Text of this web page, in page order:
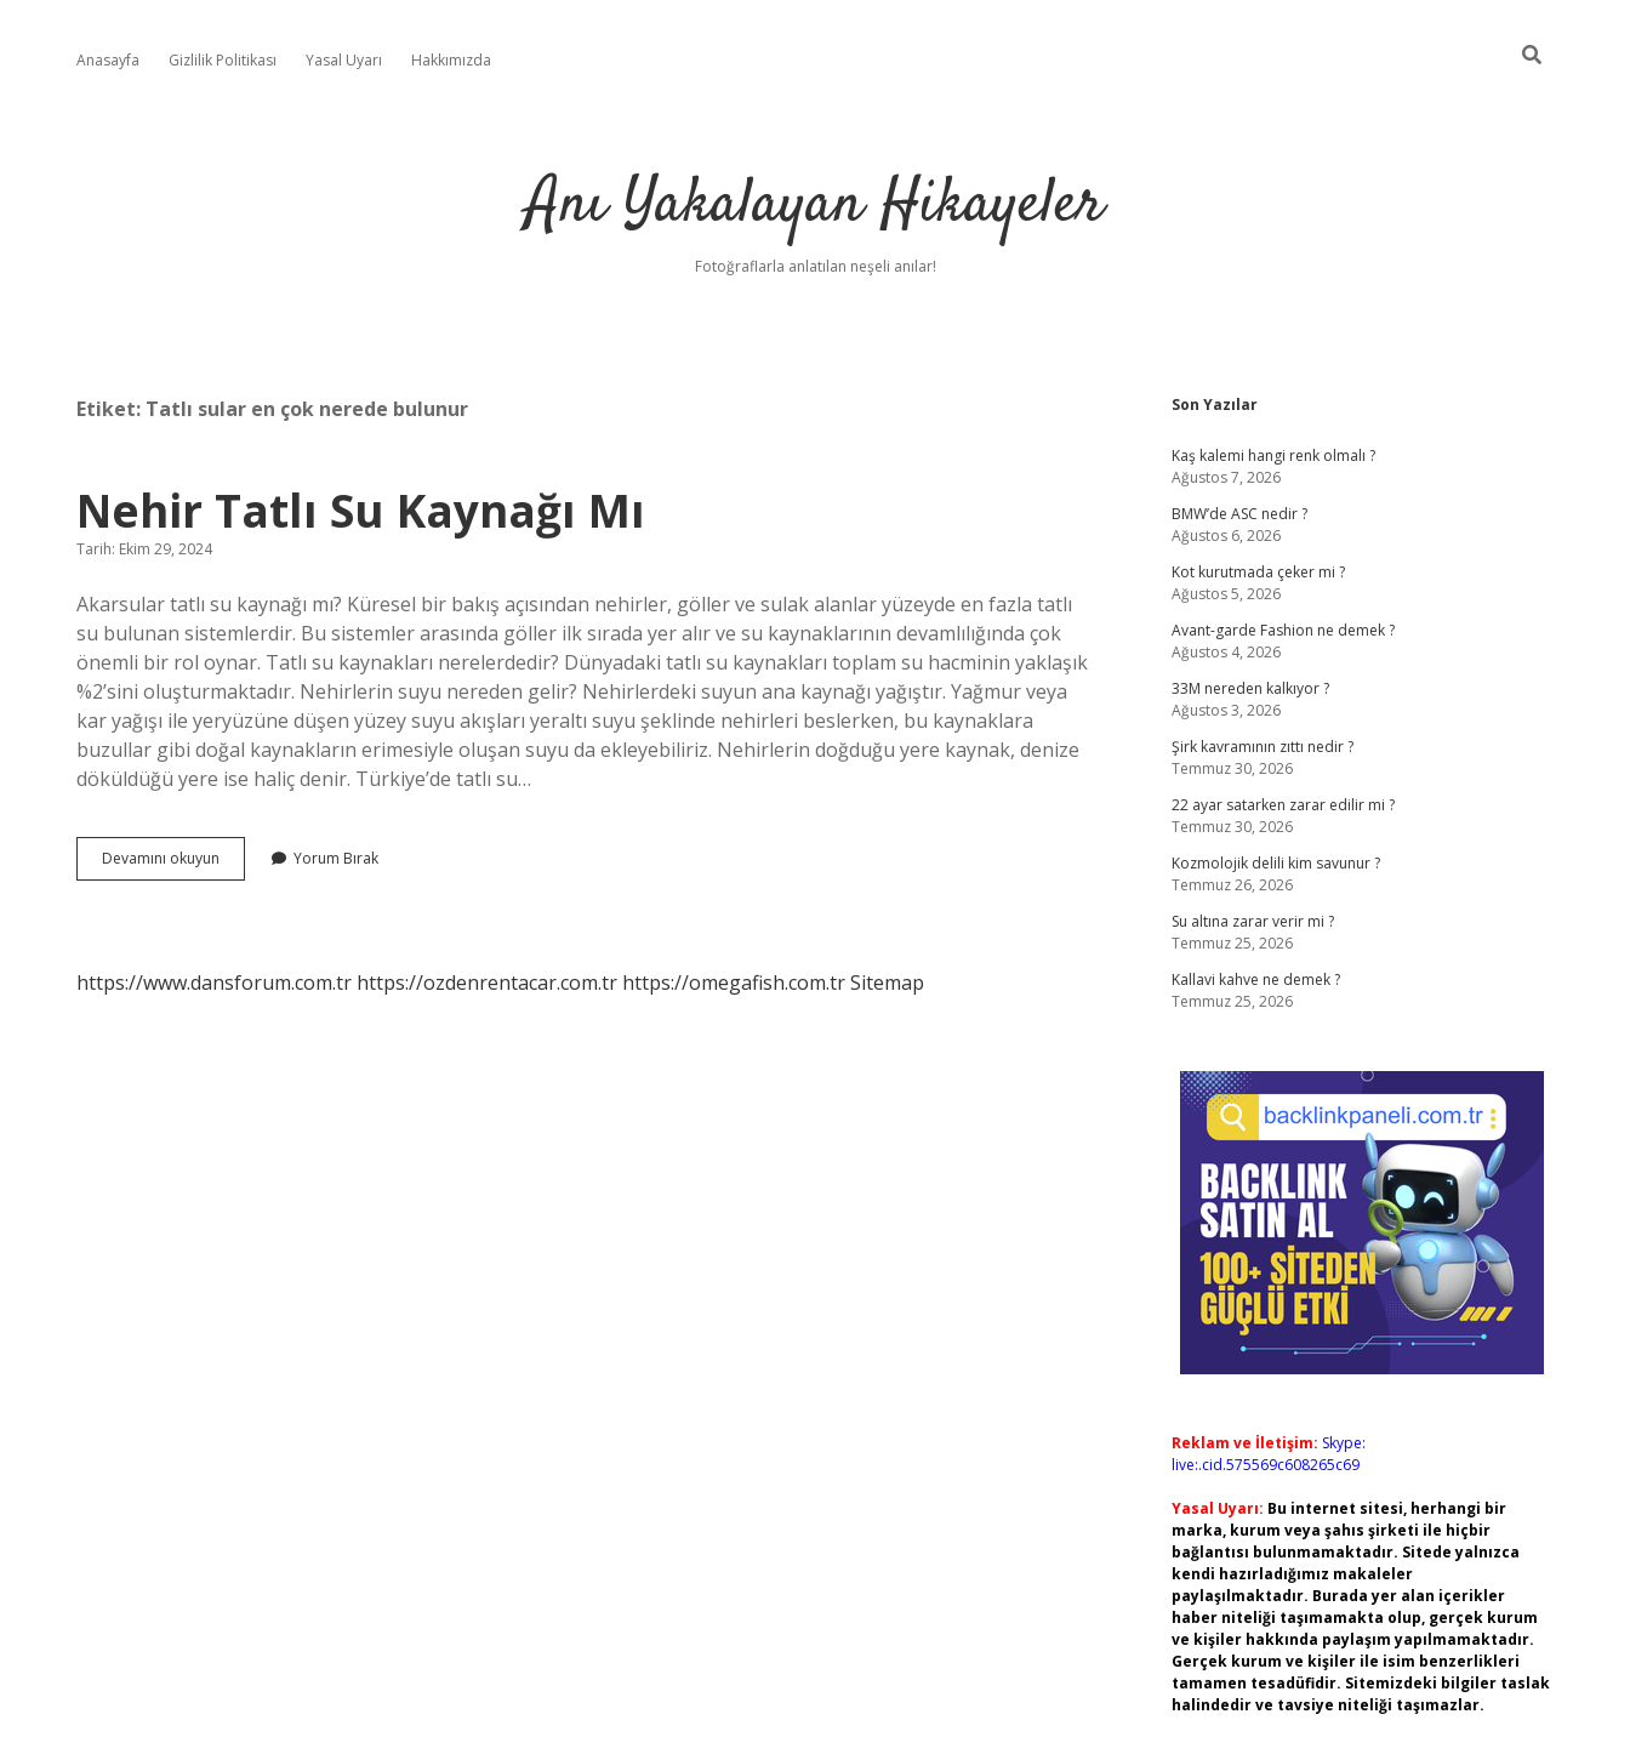
Anasayfa Gizlilik Politikası Yasal Uyarı Hakkımızda
Anı Yakalayan Hikayeler
Fotoğraflarla anlatılan neşeli anılar!
Etiket: Tatlı sular en çok nerede bulunur
Nehir Tatlı Su Kaynağı Mı
Tarih: Ekim 29, 2024
Akarsular tatlı su kaynağı mı? Küresel bir bakış açısından nehirler, göller ve sulak alanlar yüzeyde en fazla tatlı
su bulunan sistemlerdir. Bu sistemler arasında göller ilk sırada yer alır ve su kaynaklarının devamlılığında çok
önemli bir rol oynar. Tatlı su kaynakları nerelerdedir? Dünyadaki tatlı su kaynakları toplam su hacminin yaklaşık
%2’sini oluşturmaktadır. Nehirlerin suyu nereden gelir? Nehirlerdeki suyun ana kaynağı yağıştır. Yağmur veya
kar yağışı ile yeryüzüne düşen yüzey suyu akışları yeraltı suyu şeklinde nehirleri beslerken, bu kaynaklara
buzullar gibi doğal kaynakların erimesiyle oluşan suyu da ekleyebiliriz. Nehirlerin doğduğu yere kaynak, denize
döküldüğü yere ise haliç denir. Türkiye’de tatlı su…
Devamını okuyun
Tatlı
Yorum Bırak
https://www.dansforum.com.tr https://ozdenrentacar.com.tr https://omegafish.com.trSitemap
Sidebar
Son Yazılar
Kaş kalemi hangi renk olmalı ?
Ağustos 7, 2026
BMW’de ASC nedir ?
Ağustos 6, 2026
Kot kurutmada çeker mi ?
Ağustos 5, 2026
Avant-garde Fashion ne demek ?
Ağustos 4, 2026
33M nereden kalkıyor ?
Ağustos 3, 2026
Şirk kavramının zıttı nedir ?
Temmuz 30, 2026
22 ayar satarken zarar edilir mi ?
Temmuz 30, 2026
Kozmolojik delili kim savunur ?
Temmuz 26, 2026
Su altına zarar verir mi ?
Temmuz 25, 2026
Kallavi kahve ne demek ?
Temmuz 25, 2026
Reklam ve İletişim: Skype:
live:.cid.575569c608265c69
Yasal Uyarı: Bu internet sitesi, herhangi bir
marka, kurum veya şahıs şirketi ile hiçbir
bağlantısı bulunmamaktadır. Sitede yalnızca
kendi hazırladığımız makaleler
paylaşılmaktadır. Burada yer alan içerikler
haber niteliği taşımamakta olup, gerçek kurum
ve kişiler hakkında paylaşım yapılmamaktadır.
Gerçek kurum ve kişiler ile isim benzerlikleri
tamamen tesadüfidir. Sitemizdeki bilgiler taslak
halindedir ve tavsiye niteliği taşımazlar.